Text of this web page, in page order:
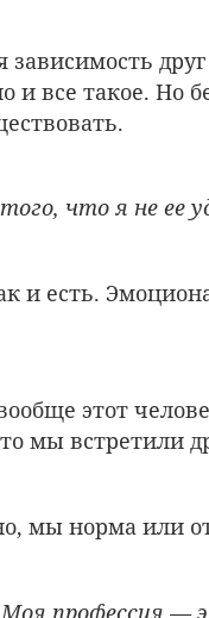
и все такое. Но
что я не ее
и есть.
этот
мы встретили
мы норма или
профессия —